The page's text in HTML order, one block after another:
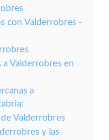
con Valderrobres -
a Valderrobres en
a
Valderrobres
y las